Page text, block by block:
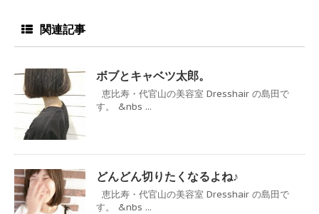
関連記事
ボブとキャベツ太郎。
恵比寿・代官山の美容室 Dresshair の島田で
す。 &nbs ...
どんどん切りたくなるよね♪
恵比寿・代官山の美容室 Dresshair の島田で
す。 &nbs ...